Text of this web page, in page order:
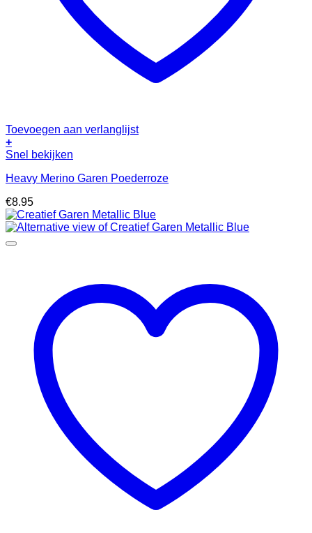
Toevoegen aan verlanglijst
+
Snel bekijken
Heavy Merino Garen Poederroze
€8.95